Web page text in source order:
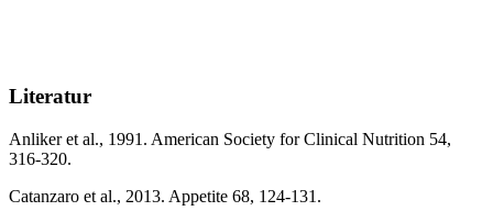
Literatur
Anliker et al., 1991. American Society for Clinical Nutrition 54,
316-320.
Catanzaro et al., 2013. Appetite 68, 124-131.